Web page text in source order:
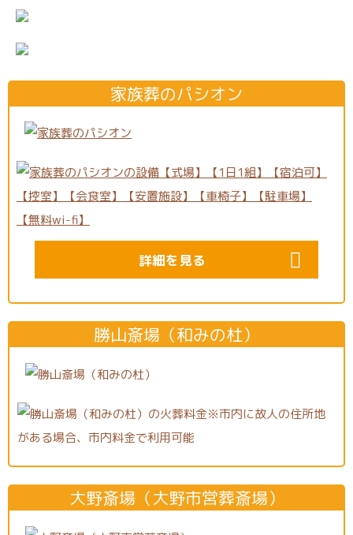
家族葬のパシオン
詳細を見る
勝山斎場（和みの杜）
大野斎場（大野市営葬斎場）